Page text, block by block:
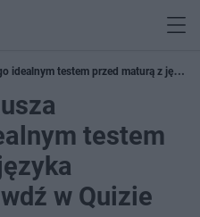
idealnym testem przed maturą z języka
testem
w Quizie